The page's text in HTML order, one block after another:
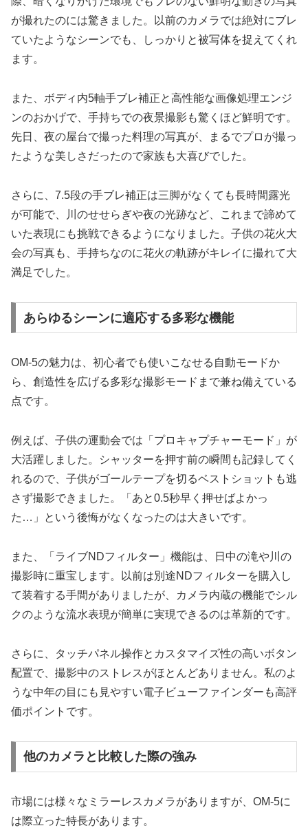
が撮れたのには驚きました。以前のカメラでは絶対にブレ
ていたようなシーンでも、しっかりと被写体を捉えてくれ
ます。
また、ボディ内5軸手ブレ補正と高性能な画像処理エンジ
ンのおかげで、手持ちでの夜景撮影も驚くほど鮮明です。
先日、夜の屋台で撮った料理の写真が、まるでプロが撮っ
たような美しさだったので家族も大喜びでした。
さらに、7.5段の手ブレ補正は三脚がなくても長時間露光
が可能で、川のせせらぎや夜の光跡など、これまで諦めて
いた表現にも挑戦できるようになりました。子供の花火大
会の写真も、手持ちなのに花火の軌跡がキレイに撮れて大
満足でした。
あらゆるシーンに適応する多彩な機能
OM-5の魅力は、初心者でも使いこなせる自動モードか
ら、創造性を広げる多彩な撮影モードまで兼ね備えている
点です。
例えば、子供の運動会では「プロキャプチャーモード」が
大活躍しました。シャッターを押す前の瞬間も記録してく
れるので、子供がゴールテープを切るベストショットも逃
さず撮影できました。「あと0.5秒早く押せばよかっ
た…」という後悔がなくなったのは大きいです。
また、「ライブNDフィルター」機能は、日中の滝や川の
撮影時に重宝します。以前は別途NDフィルターを購入し
て装着する手間がありましたが、カメラ内蔵の機能でシル
クのような流水表現が簡単に実現できるのは革新的です。
さらに、タッチパネル操作とカスタマイズ性の高いボタン
配置で、撮影中のストレスがほとんどありません。私のよ
うな中年の目にも見やすい電子ビューファインダーも高評
価ポイントです。
他のカメラと比較した際の強み
市場には様々なミラーレスカメラがありますが、OM-5に
は際立った特長があります。